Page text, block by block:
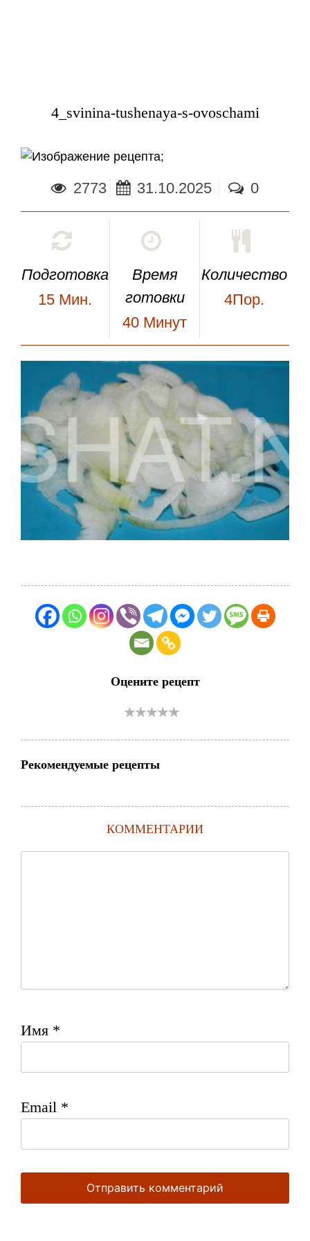
4_svinina-tushenaya-s-ovoschami
;
2773 31.10.2025 0
Подготовка
15 Мин.
Время
готовки
40 Минут
Количество
4Пор.
Оцените рецепт
Рекомендуемые рецепты
КОММЕНТАРИИ
Имя *
Email *